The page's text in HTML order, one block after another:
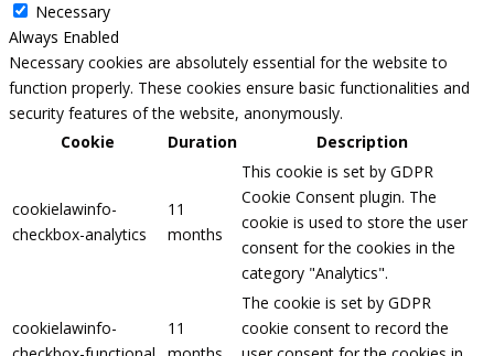
Necessary
Always Enabled
Necessary cookies are absolutely essential for the website to
function properly. These cookies ensure basic functionalities and
security features of the website, anonymously.
Cookie
Duration Description
cookielawinfo-
checkbox-analytics
11
months
This cookie is set by GDPR
Cookie Consent plugin. The
cookie is used to store the user
consent for the cookies in the
category "Analytics".
cookielawinfo-
11
The cookie is set by GDPR
cookie consent to record the